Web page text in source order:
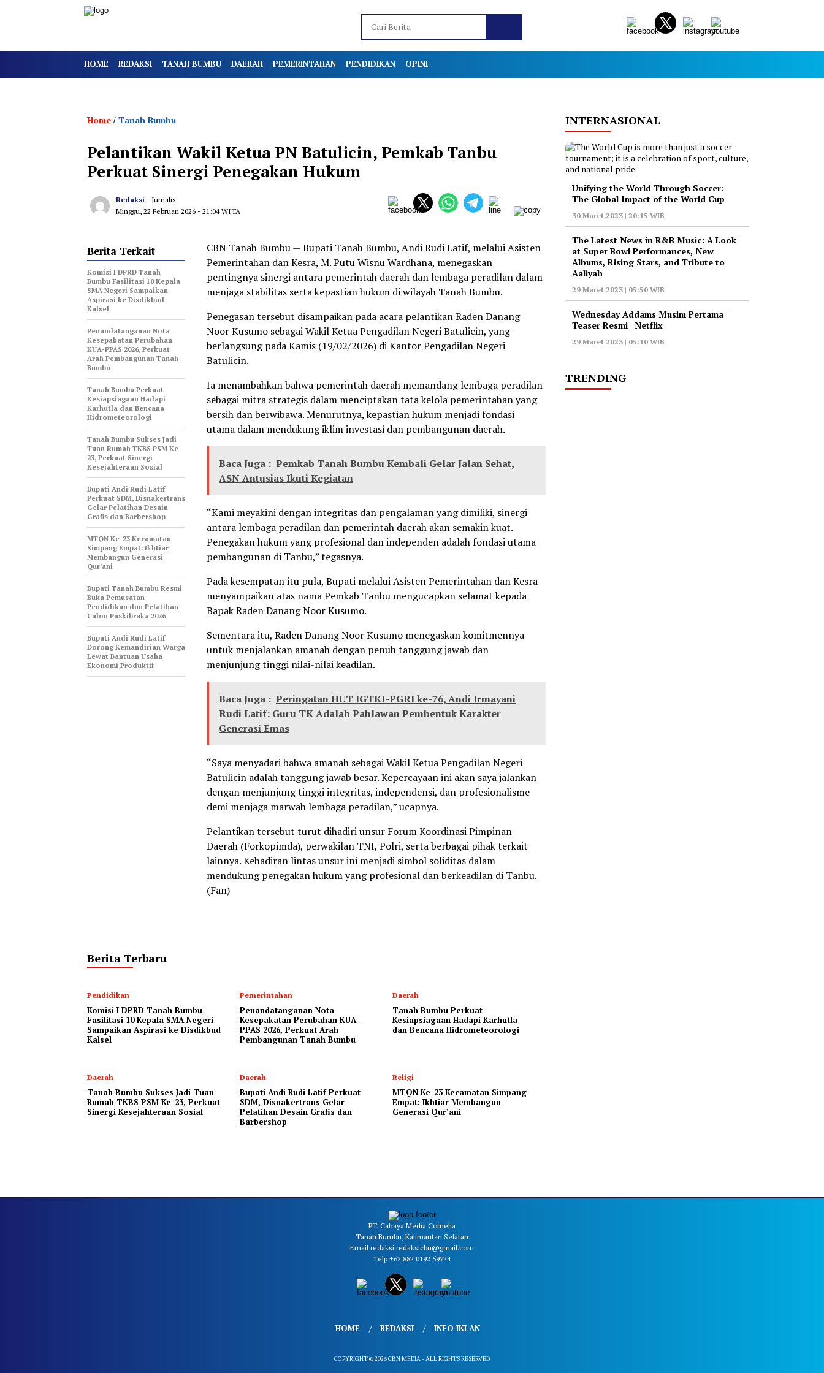
HOME REDAKSI TANAH BUMBU DAERAH PEMERINTAHAN PENDIDIKAN OPINI
Home / Tanah Bumbu
Pelantikan Wakil Ketua PN Batulicin, Pemkab Tanbu
Perkuat Sinergi Penegakan Hukum
Redaksi - Jurnalis
Minggu, 22 Februari 2026 - 21:04 WITA
CBN Tanah Bumbu — Bupati Tanah Bumbu, Andi Rudi Latif, melalui Asisten
Pemerintahan dan Kesra, M. Putu Wisnu Wardhana, menegaskan
pentingnya sinergi antara pemerintah daerah dan lembaga peradilan dalam
menjaga stabilitas serta kepastian hukum di wilayah Tanah Bumbu.
Penegasan tersebut disampaikan pada acara pelantikan Raden Danang
Noor Kusumo sebagai Wakil Ketua Pengadilan Negeri Batulicin, yang
berlangsung pada Kamis (19/02/2026) di Kantor Pengadilan Negeri
Batulicin.
Ia menambahkan bahwa pemerintah daerah memandang lembaga peradilan
sebagai mitra strategis dalam menciptakan tata kelola pemerintahan yang
bersih dan berwibawa. Menurutnya, kepastian hukum menjadi fondasi
utama dalam mendukung iklim investasi dan pembangunan daerah.
Baca Juga : Pemkab Tanah Bumbu Kembali Gelar Jalan Sehat,
ASN Antusias Ikuti Kegiatan
“Kami meyakini dengan integritas dan pengalaman yang dimiliki, sinergi
antara lembaga peradilan dan pemerintah daerah akan semakin kuat.
Penegakan hukum yang profesional dan independen adalah fondasi utama
pembangunan di Tanbu,” tegasnya.
Pada kesempatan itu pula, Bupati melalui Asisten Pemerintahan dan Kesra
menyampaikan atas nama Pemkab Tanbu mengucapkan selamat kepada
Bapak Raden Danang Noor Kusumo.
Sementara itu, Raden Danang Noor Kusumo menegaskan komitmennya
untuk menjalankan amanah dengan penuh tanggung jawab dan
menjunjung tinggi nilai-nilai keadilan.
Baca Juga : Peringatan HUT IGTKI-PGRI ke-76, Andi Irmayani
Rudi Latif: Guru TK Adalah Pahlawan Pembentuk Karakter
Generasi Emas
“Saya menyadari bahwa amanah sebagai Wakil Ketua Pengadilan Negeri
Batulicin adalah tanggung jawab besar. Kepercayaan ini akan saya jalankan
dengan menjunjung tinggi integritas, independensi, dan profesionalisme
demi menjaga marwah lembaga peradilan,” ucapnya.
Pelantikan tersebut turut dihadiri unsur Forum Koordinasi Pimpinan
Daerah (Forkopimda), perwakilan TNI, Polri, serta berbagai pihak terkait
lainnya. Kehadiran lintas unsur ini menjadi simbol soliditas dalam
mendukung penegakan hukum yang profesional dan berkeadilan di Tanbu.
(Fan)
Berita Terkait
Komisi I DPRD Tanah
Bumbu Fasilitasi 10 Kepala
SMA Negeri Sampaikan
Aspirasi ke Disdikbud
Kalsel
Penandatanganan Nota
Kesepakatan Perubahan
KUA-PPAS 2026, Perkuat
Arah Pembangunan Tanah
Bumbu
Tanah Bumbu Perkuat
Kesiapsiagaan Hadapi
Karhutla dan Bencana
Hidrometeorologi
Tanah Bumbu Sukses Jadi
Tuan Rumah TKBS PSM Ke-
23, Perkuat Sinergi
Kesejahteraan Sosial
Bupati Andi Rudi Latif
Perkuat SDM, Disnakertrans
Gelar Pelatihan Desain
Grafis dan Barbershop
MTQN Ke-23 Kecamatan
Simpang Empat: Ikhtiar
Membangun Generasi
Qur’ani
Bupati Tanah Bumbu Resmi
Buka Pemusatan
Pendidikan dan Pelatihan
Calon Paskibraka 2026
Bupati Andi Rudi Latif
Dorong Kemandirian Warga
Lewat Bantuan Usaha
Ekonomi Produktif
Berita Terbaru
Pendidikan
Komisi I DPRD Tanah Bumbu
Fasilitasi 10 Kepala SMA Negeri
Sampaikan Aspirasi ke Disdikbud
Kalsel
Pemerintahan
Penandatanganan Nota
Kesepakatan Perubahan KUA-
PPAS 2026, Perkuat Arah
Pembangunan Tanah Bumbu
Daerah
Tanah Bumbu Perkuat
Kesiapsiagaan Hadapi Karhutla
dan Bencana Hidrometeorologi
Daerah
Tanah Bumbu Sukses Jadi Tuan
Rumah TKBS PSM Ke-23, Perkuat
Sinergi Kesejahteraan Sosial
Daerah
Bupati Andi Rudi Latif Perkuat
SDM, Disnakertrans Gelar
Pelatihan Desain Grafis dan
Barbershop
Religi
MTQN Ke-23 Kecamatan Simpang
Empat: Ikhtiar Membangun
Generasi Qur’ani
INTERNASIONAL
Unifying the World Through Soccer:
The Global Impact of the World Cup
30 Maret 2023 | 20:15 WIB
The Latest News in R&B Music: A Look
at Super Bowl Performances, New
Albums, Rising Stars, and Tribute to
Aaliyah
29 Maret 2023 | 05:50 WIB
Wednesday Addams Musim Pertama |
Teaser Resmi | Netflix
29 Maret 2023 | 05:10 WIB
TRENDING
PT. Cahaya Media Cornelia
Tanah Bumbu, Kalimantan Selatan
Email redaksi redaksicbn@gmail.com
Telp +62 882 0192 59724
HOME REDAKSI INFO IKLAN
COPYRIGHT © 2026 CBN MEDIA - ALL RIGHTS RESERVED